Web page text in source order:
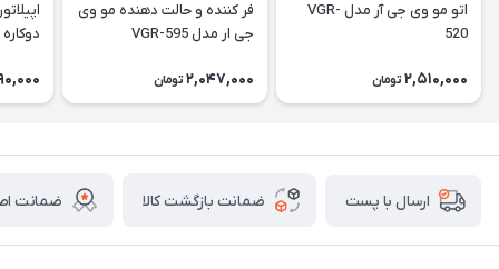
اتو مو وی جی آر مدل VGR-
520
2,510,000 تومان
فر کننده و حالت دهنده مو وی
جی ار مدل VGR-595
2,047,000 تومان
دوکاره
ارسال با پست ضمانت بازگشت کالا ضمانت